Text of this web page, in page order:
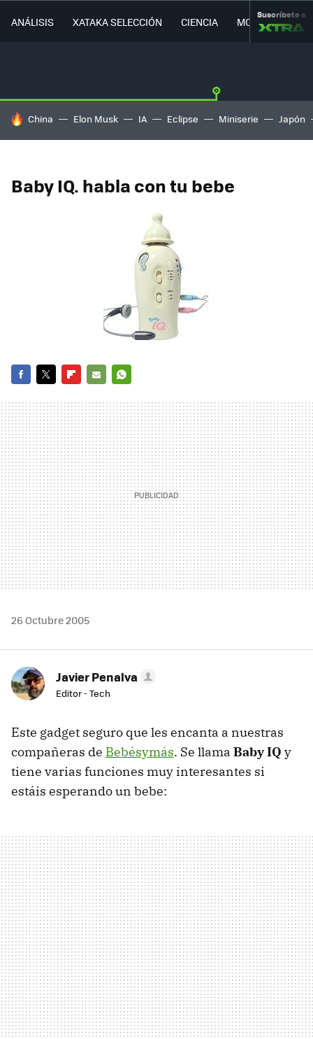
ANÁLISIS XATAKA SELECCIÓN CIENCIA MOVILIDAD
Suscríbete a
HOY SE HABLA DE
China Elon Musk IA Eclipse Miniserie Japón
Baby IQ. habla con tu bebe
MAIL
26 Octubre 2005
Javier Penalva
Editor - Tech
Este gadget seguro que les encanta a nuestras
compañeras de Bebésymás. Se llama Baby IQ y
tiene varias funciones muy interesantes si
estáis esperando un bebe: